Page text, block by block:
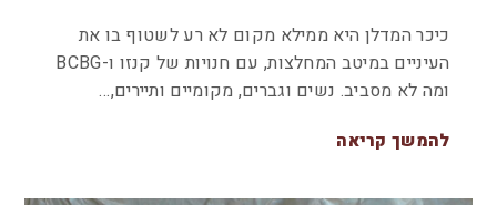
כיכר המדלן היא ממילא מקום לא רע לשטוף בו את
העיניים במיטב המחלצות, עם חנויות של קנזו ו-BCBG
ומה לא מסביב. נשים וגברים, מקומיים ותיירים,…
להמשך קריאה